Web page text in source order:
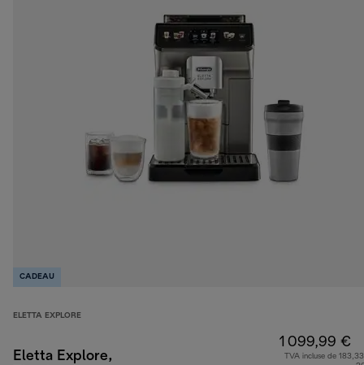
CADEAU
ELETTA EXPLORE
Eletta Explore,
1 099,99 €
TVA incluse de